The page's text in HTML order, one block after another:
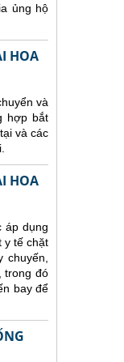
ủng hộ
HOA
và
hợp bắt
và các
HOA
áp dụng
y tế chặt
trong đó
bay để